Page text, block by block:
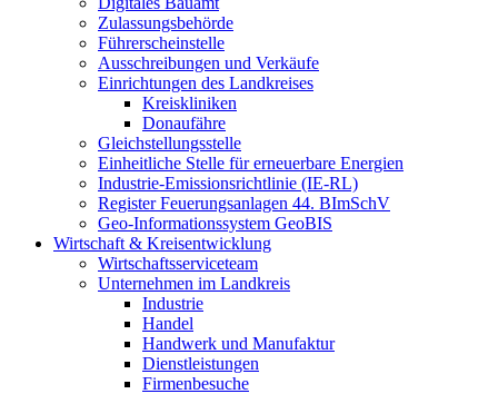
Zulassungsbehörde
Führerscheinstelle
Ausschreibungen und Verkäufe
Einrichtungen des Landkreises
Kreiskliniken
Donaufähre
Gleichstellungsstelle
Einheitliche Stelle für erneuerbare Energien
Industrie-Emissionsrichtlinie (IE-RL)
Register Feuerungsanlagen 44. BImSchV
Geo-Informationssystem GeoBIS
Wirtschaft & Kreisentwicklung
Wirtschaftsserviceteam
Unternehmen im Landkreis
Industrie
Handel
Handwerk und Manufaktur
Dienstleistungen
Firmenbesuche